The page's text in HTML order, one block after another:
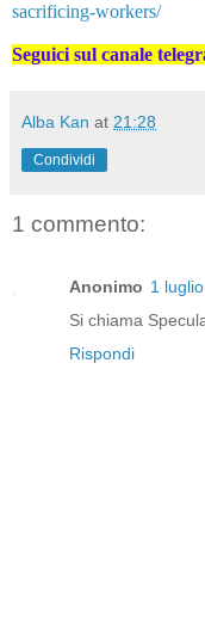
sacrificing-workers/
Seguici sul canale
Alba Kan at 21:28
Condividi
1 commento:
Anonimo 1
Si chiama
Rispondi